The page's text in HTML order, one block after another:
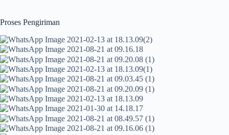
Proses Pengiriman